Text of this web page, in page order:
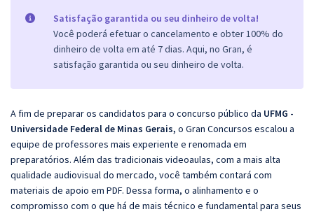
Satisfação garantida ou seu dinheiro de volta!
Você poderá efetuar o cancelamento e obter 100% do
dinheiro de volta em até 7 dias. Aqui, no Gran, é
satisfação garantida ou seu dinheiro de volta.
A fim de preparar os candidatos para o concurso público da UFMG -
Universidade Federal de Minas Gerais, o Gran Concursos escalou a
equipe de professores mais experiente e renomada em
preparatórios. Além das tradicionais videoaulas, com a mais alta
qualidade audiovisual do mercado, você também contará com
materiais de apoio em PDF. Dessa forma, o alinhamento e o
compromisso com o que há de mais técnico e fundamental para seus